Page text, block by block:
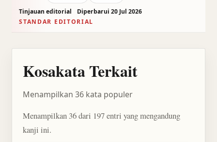
Tinjauan editorial
Diperbarui 20 Jul 2026
STANDAR EDITORIAL
Kosakata Terkait
Menampilkan 36 kata populer
Menampilkan 36 dari 197 entri yang mengandung
kanji ini.